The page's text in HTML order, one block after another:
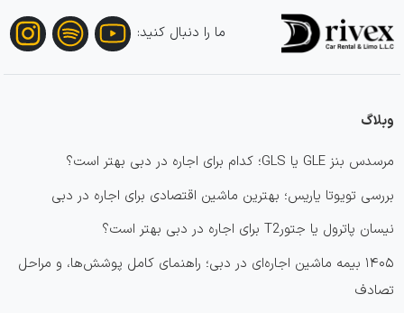
ما را دنبال کنید:
وبلاگ
مرسدس بنز GLE یا GLS؛ کدام برای اجاره در دبی بهتر است؟
بررسی تویوتا یاریس؛ بهترین ماشین اقتصادی برای اجاره در دبی
نیسان پاترول یا جتورT2 برای اجاره در دبی بهتر است؟
۱۴۰۵ بیمه ماشین اجاره‌ای در دبی؛ راهنمای کامل پوشش‌ها، و مراحل
تصادف